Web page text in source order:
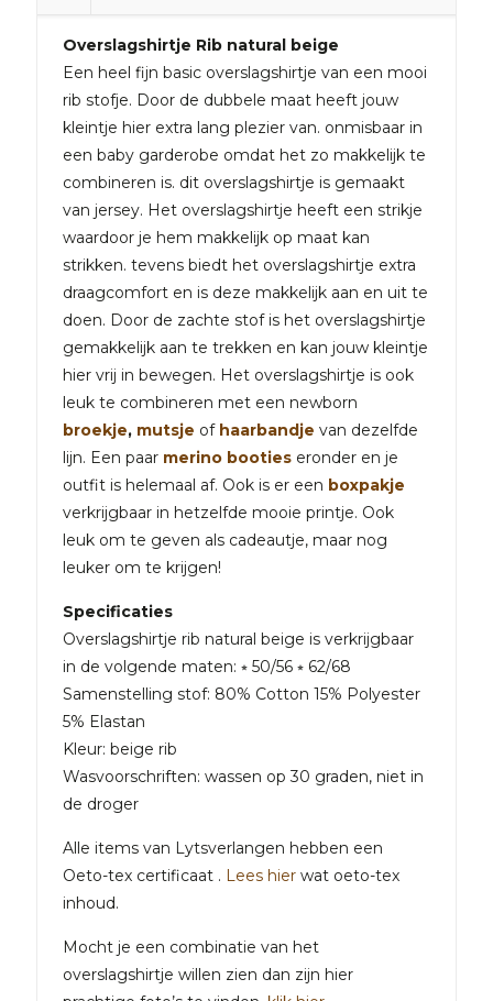
Overslagshirtje Rib natural beige
Een heel fijn basic overslagshirtje van een mooi
rib stofje. Door de dubbele maat heeft jouw
kleintje hier extra lang plezier van. onmisbaar in
een baby garderobe omdat het zo makkelijk te
combineren is. dit overslagshirtje is gemaakt
van jersey. Het overslagshirtje heeft een strikje
waardoor je hem makkelijk op maat kan
strikken. tevens biedt het overslagshirtje extra
draagcomfort en is deze makkelijk aan en uit te
doen. Door de zachte stof is het overslagshirtje
gemakkelijk aan te trekken en kan jouw kleintje
hier vrij in bewegen. Het overslagshirtje is ook
leuk te combineren met een newborn
broekje, mutsje of haarbandje van dezelfde
lijn. Een paar merino booties eronder en je
outfit is helemaal af. Ook is er een boxpakje
verkrijgbaar in hetzelfde mooie printje. Ook
leuk om te geven als cadeautje, maar nog
leuker om te krijgen!
Specificaties
Overslagshirtje rib natural beige is verkrijgbaar
in de volgende maten: ⭒ 50/56 ⭒ 62/68
Samenstelling stof: 80% Cotton 15% Polyester
5% Elastan
Kleur: beige rib
Wasvoorschriften: wassen op 30 graden, niet in
de droger
Alle items van Lytsverlangen hebben een
Oeto-tex certificaat . Lees hier wat oeto-tex
inhoud.
Mocht je een combinatie van het
overslagshirtje willen zien dan zijn hier